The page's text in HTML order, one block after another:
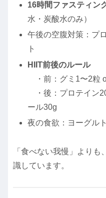
16時間ファスティン
水・炭酸水のみ）
午後の空腹対策：プ
ト
HIIT前後のルール
・前：グミ1〜2粒
・後：プロテイン
ール30g
夜の食欲：ヨーグル
「食べない我慢」より
識しています。